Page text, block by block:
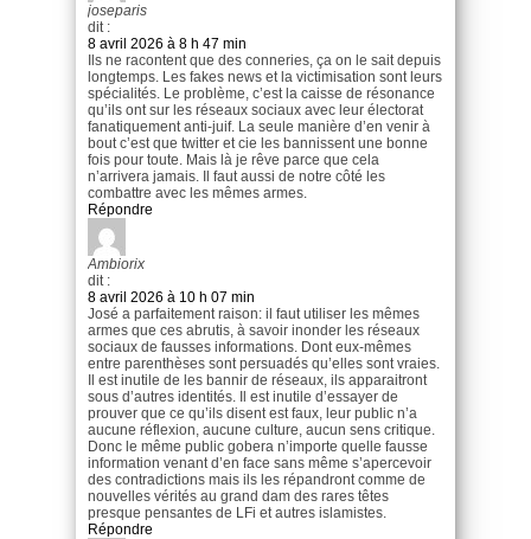
joseparis
dit :
8 avril 2026 à 8 h 47 min
Ils ne racontent que des conneries, ça on le sait depuis
longtemps. Les fakes news et la victimisation sont leurs
spécialités. Le problème, c’est la caisse de résonance
qu’ils ont sur les réseaux sociaux avec leur électorat
fanatiquement anti-juif. La seule manière d’en venir à
bout c’est que twitter et cie les bannissent une bonne
fois pour toute. Mais là je rêve parce que cela
n’arrivera jamais. Il faut aussi de notre côté les
combattre avec les mêmes armes.
Répondre
Ambiorix
dit :
8 avril 2026 à 10 h 07 min
José a parfaitement raison: il faut utiliser les mêmes
armes que ces abrutis, à savoir inonder les réseaux
sociaux de fausses informations. Dont eux-mêmes
entre parenthèses sont persuadés qu’elles sont vraies.
Il est inutile de les bannir de réseaux, ils apparaitront
sous d’autres identités. Il est inutile d’essayer de
prouver que ce qu’ils disent est faux, leur public n’a
aucune réflexion, aucune culture, aucun sens critique.
Donc le même public gobera n’importe quelle fausse
information venant d’en face sans même s’apercevoir
des contradictions mais ils les répandront comme de
nouvelles vérités au grand dam des rares têtes
presque pensantes de LFi et autres islamistes.
Répondre